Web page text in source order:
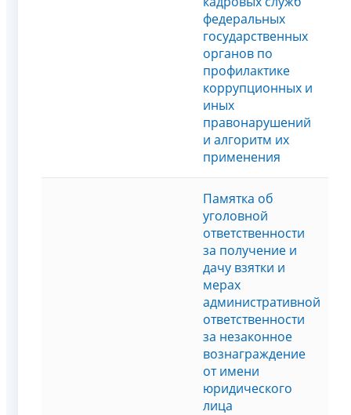
федеральных
государственных
органов по
профилактике
коррупционных и
иных
правонарушений
и алгоритм их
применения
Памятка об
уголовной
ответственности
за получение и
дачу взятки и
мерах
административной
ответственности
за незаконное
вознаграждение
от имени
юридического
лица